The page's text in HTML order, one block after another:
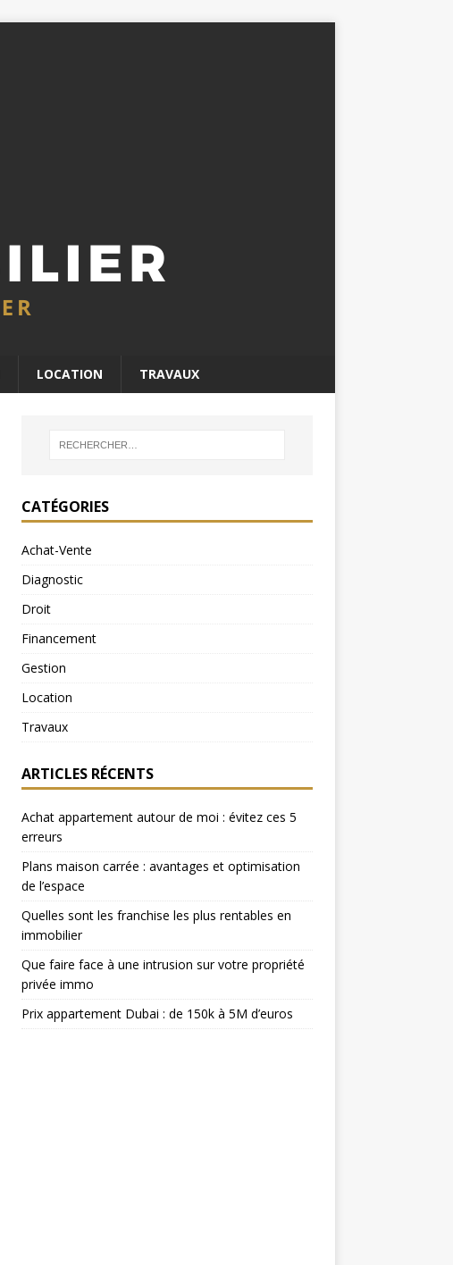
LOCATION TRAVAUX
CATÉGORIES
Achat-Vente
Diagnostic
Droit
Financement
Gestion
Location
Travaux
ARTICLES RÉCENTS
Achat appartement autour de moi : évitez ces 5
erreurs
Plans maison carrée : avantages et optimisation
de l’espace
Quelles sont les franchise les plus rentables en
immobilier
Que faire face à une intrusion sur votre propriété
privée immo
Prix appartement Dubai : de 150k à 5M d’euros